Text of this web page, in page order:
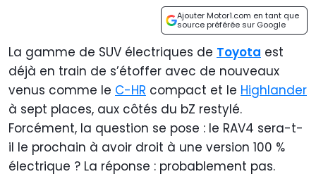
Ajouter Motor1.com en tant que
source préférée sur Google
La gamme de SUV électriques de Toyota est
déjà en train de s’étoffer avec de nouveaux
venus comme le C-HR compact et le Highlander
à sept places, aux côtés du bZ restylé.
Forcément, la question se pose : le RAV4 sera-t-
il le prochain à avoir droit à une version 100 %
électrique ? La réponse : probablement pas.